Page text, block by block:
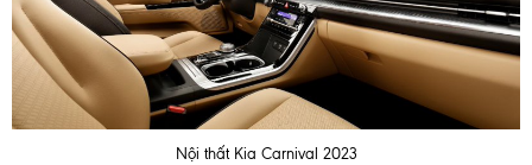
Nội thất Kia Carnival 2023